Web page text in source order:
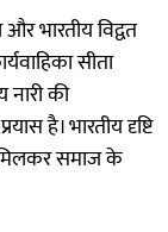
भारतीय विद्वत
सीता
की
है। भारतीय दृष्टि
समाज के